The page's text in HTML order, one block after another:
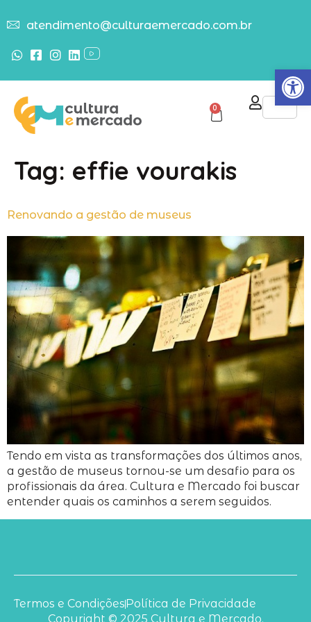
Abrir
atendimento@culturaemercado.com.br
0
Tag: effie vourakis
Renovando a gestão de museus
Tendo em vista as transformações dos últimos anos,
a gestão de museus tornou-se um desafio para os
profissionais da área. Cultura e Mercado foi buscar
entender quais os caminhos a serem seguidos.
Copyright © 2025 Cultura e Mercado.
Termos e Condições Política de Privacidade